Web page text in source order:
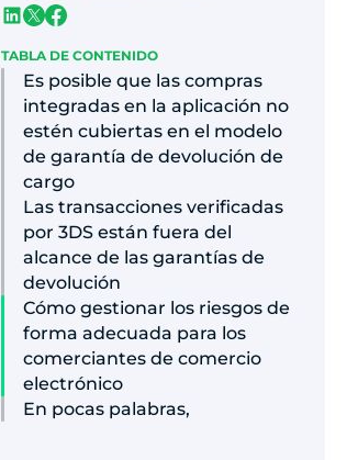
TABLA DE CONTENIDO
Es posible que las compras
integradas en la aplicación no
estén cubiertas en el modelo
de garantía de devolución de
cargo
Las transacciones verificadas
por 3DS están fuera del
alcance de las garantías de
devolución
Cómo gestionar los riesgos de
forma adecuada para los
comerciantes de comercio
electrónico
En pocas palabras,